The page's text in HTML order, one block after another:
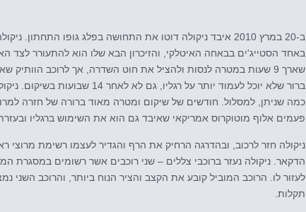
ב-20 במרץ 2010 איבד ניקולה דוטו את התחושה בפלג גופו
באחד הסטייג'ים בבאחה האיטלקי, והזיכרון הבא שלו הוא להתעורר לצד
ברור שלא יוכל לעמוד יותר על
כמה שניתן, למסלול. חודשים של שיקום ומטרה מאוד ברורה של חזרה
פעמים אלוף מוטוקרוס אמריקאי שאיבד גם הוא את השימוש ברגליו
ניקולה חזר לרכוב, ובהדרגה הרחיק את הרף והגדיר לעצמו רשימת מרוצי
הדקאר. ניקולה נעזר ברוכבי צללים – שני רוכבים אשר רשומים במסגרת
לעזור לו. הרוכב המוביל קובע את הקצב והציר הנוח ביותר, והרוכב השני
תקלות.